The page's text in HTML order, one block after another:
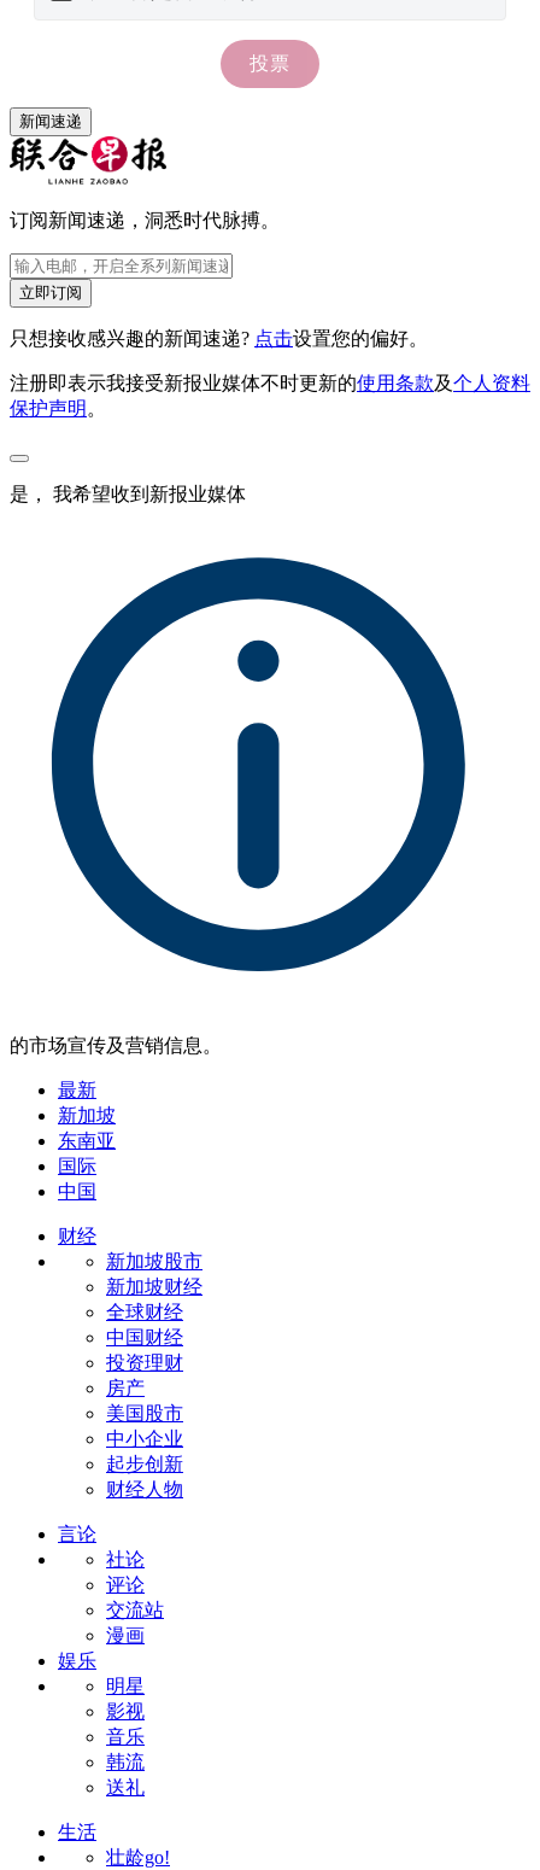
新闻速递
订阅新闻速递，洞悉时代脉搏。
立即订阅
只想接收感兴趣的新闻速递? 点击设置您的偏好。
注册即表示我接受新报业媒体不时更新的使用条款及个人资料
保护声明 。
是， 我希望收到新报业媒体
的市场宣传及营销信息。
最新
新加坡
东南亚
国际
中国
财经
新加坡股市
新加坡财经
全球财经
中国财经
投资理财
房产
美国股市
中小企业
起步创新
财经人物
言论
社论
评论
交流站
漫画
娱乐
明星
影视
音乐
韩流
送礼
生活
壮龄go!